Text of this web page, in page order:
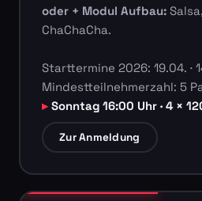
oder + Modul Aufbau:
ChaChaCha.
Starttermine 2026: 19.04. ·
Mindestteilnehmerzahl: 5
Sonntag 16:00 Uhr · 4 ×
Zur Anmeldung